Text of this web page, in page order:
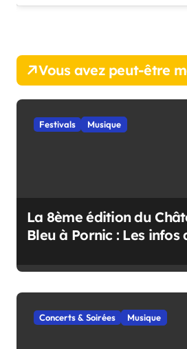
Vous avez peut-être
Festivals Musique
La 8ème édition du
Bleu à Pornic : Les infos
Concerts & Soirées Musique